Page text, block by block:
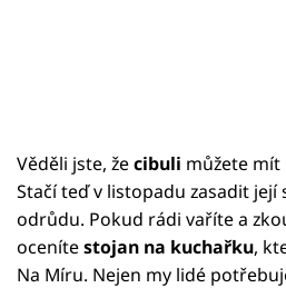
Věděli jste, žecibuli můžete mít
Stačí teď v listopadu zasadit její
odrůdu. Pokud rádi vaříte a
ocenítestojan na kuchařku,
Na Míru. Nejen my lidé